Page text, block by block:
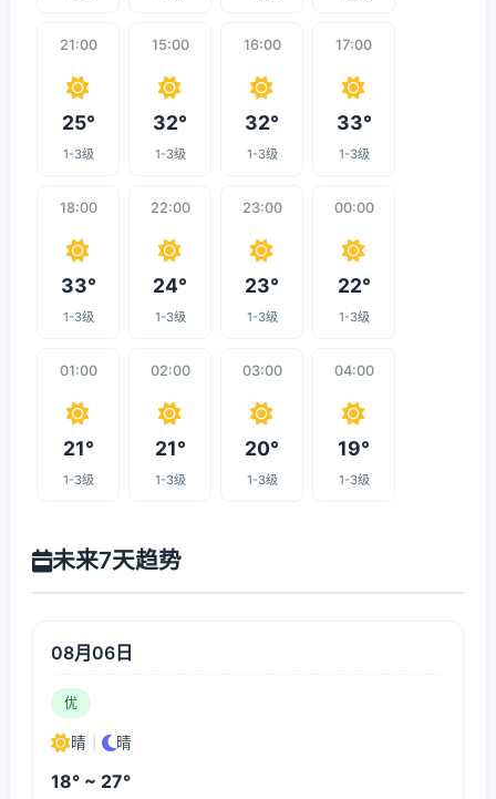
21:00
25°
1-3级
15:00
32°
1-3级
16:00
32°
1-3级
17:00
33°
1-3级
18:00
33°
1-3级
22:00
24°
1-3级
23:00
23°
1-3级
00:00
22°
1-3级
01:00
21°
1-3级
02:00
21°
1-3级
03:00
20°
1-3级
04:00
19°
1-3级
未来7天趋势
08月06日
优
晴 晴
18° ~ 27°